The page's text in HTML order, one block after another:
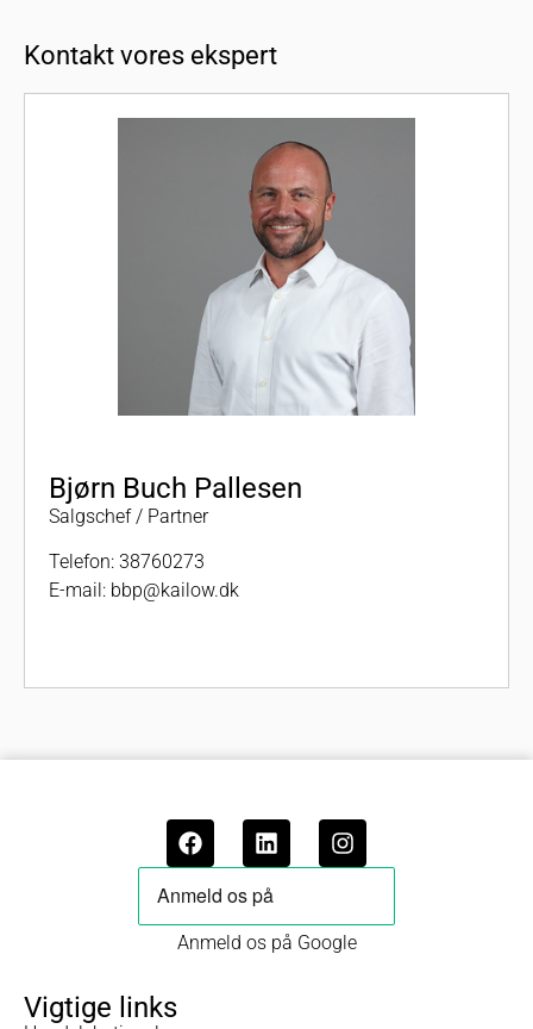
Kontakt vores ekspert
Bjørn Buch Pallesen
Salgschef / Partner
Telefon: 38760273
E-mail: bbp@kailow.dk
Anmeld os på Google
Vigtige links